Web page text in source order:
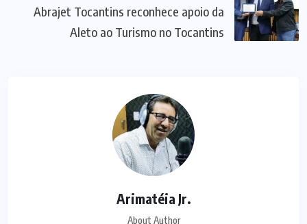
Abrajet Tocantins reconhece apoio da
Aleto ao Turismo no Tocantins
Arimatéia Jr.
About Author